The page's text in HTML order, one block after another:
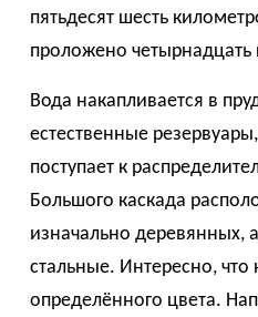
пятьдесят шесть
проложено четырнадцать
Вода накапливается в
естественные
поступает к
Большого каскада
изначально деревянных,
стальные. Интересно,
определённого цвета.